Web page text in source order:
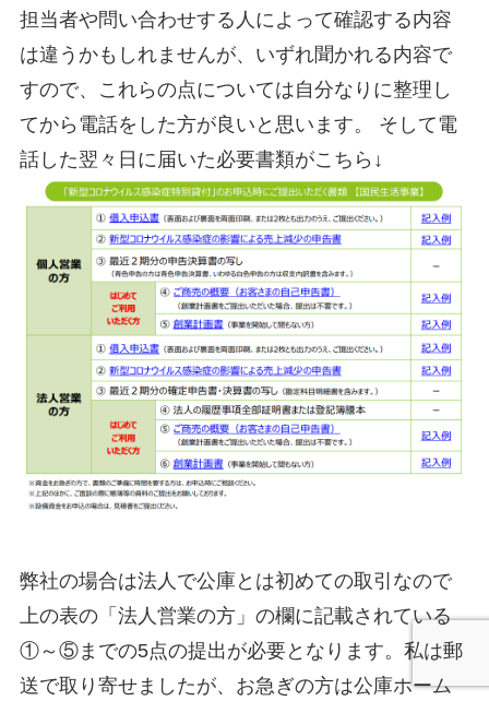
担当者や問い合わせする人によって確認する内容
は違うかもしれませんが、いずれ聞かれる内容で
すので、これらの点については自分なりに整理し
てから電話をした方が良いと思います。 そして電
話した翌々日に届いた必要書類がこちら↓
弊社の場合は法人で公庫とは初めての取引なので
上の表の「法人営業の方」の欄に記載されている
①～⑤までの5点の提出が必要となります。私は郵
送で取り寄せましたが、お急ぎの方は公庫ホーム